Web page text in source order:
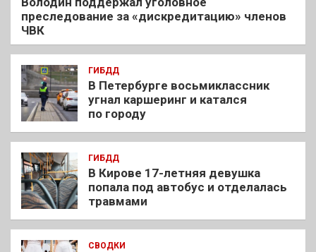
преследование за «дискредитацию» членов
ЧВК
ГИБДД
В Петербурге восьмиклассник
угнал каршеринг и катался
по городу
ГИБДД
В Кирове 17-летняя девушка
попала под автобус и отделалась
травмами
СВОДКИ